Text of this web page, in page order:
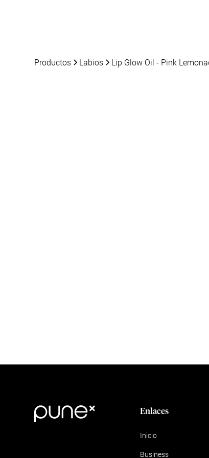
Productos Labios Lip Glow Oil - Pink
Enlaces
Inicio
Business